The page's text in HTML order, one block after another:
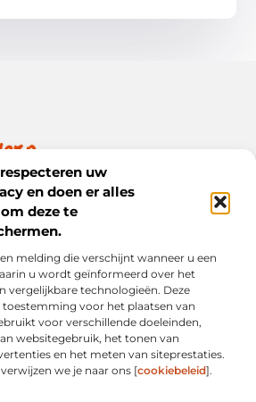
uw
en doen er alles
deze te
melding die verschijnt wanneer u een
u wordt geïnformeerd over het
vergelijkbare technologieën. Deze
voor het plaatsen van
voor verschillende doeleinden,
websitegebruik, het tonen van
en het meten van siteprestaties.
we je naar ons [cookiebeleid].
leven met inspiratie en verhalen.
tips, creatieve ideeën en waardevolle
op Bnontwerp.nl.